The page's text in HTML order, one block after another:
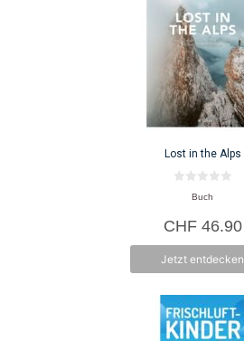
Lost in the Alps
n
5
Buch
CHF46.90
Jetzt entdecken